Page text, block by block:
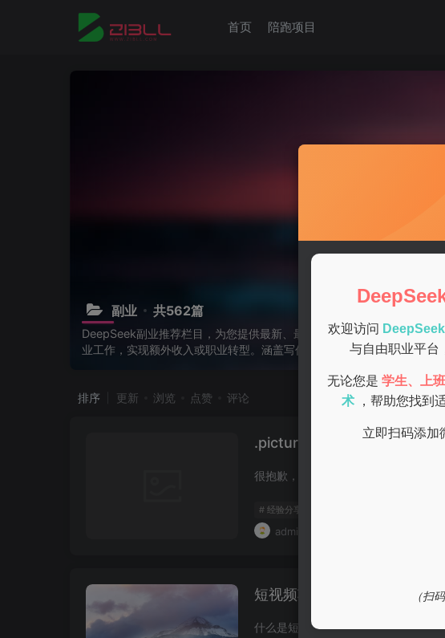
首页 陪跑项目
副业 共562篇
DeepSeek副业推荐栏目，为您提供最新、最可靠的AI赋能高收入副业
业工作，实现额外收入或职业转型。涵盖写作、设计、编程、营销等多
排序 更新 浏览 点赞 评论
.pictureBox=opentitle.jpg
# 经验分享
admin
短视频项目副业项目
欢迎访问
与自由职业平台
无论您是 学生、上
术
，帮助您找到
立即扫码添加
（扫